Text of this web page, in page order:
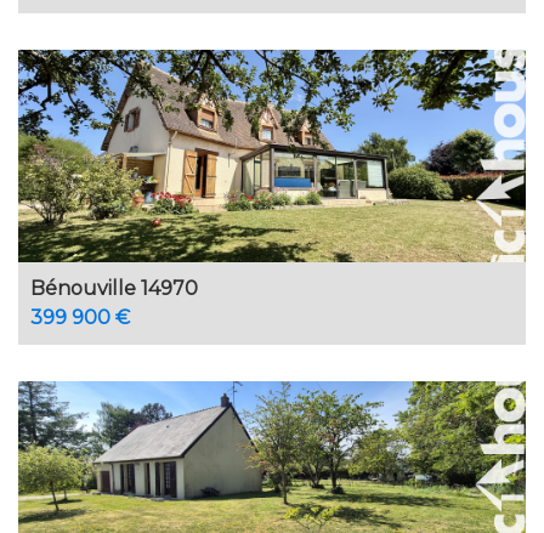
Bénouville 14970
399 900 €